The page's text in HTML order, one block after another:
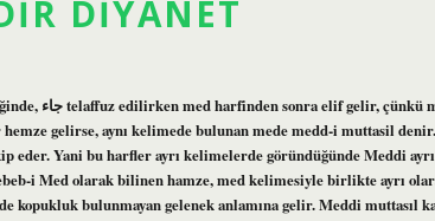
DIYANET
gelirse, aynı kelimede bulunan mede medd-i muttasil
Yani bu harfler ayrı kelimelerde göründüğünde Meddi
i Med olarak bilinen hamze, med kelimesiyle birlikte ayrı
kopukluk bulunmayan gelenek anlamına gelir. Meddi muttasıl